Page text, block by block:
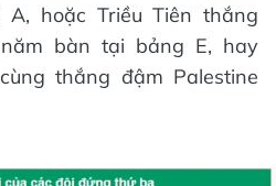
hoặc Triều Tiên thắng
bàn tại bảng E, hay
thắng đậm Palestine